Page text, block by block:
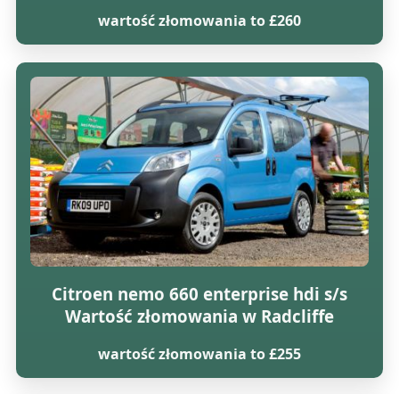
wartość złomowania to £260
Citroen nemo 660 enterprise hdi s/s
Wartość złomowania w Radcliffe
wartość złomowania to £255